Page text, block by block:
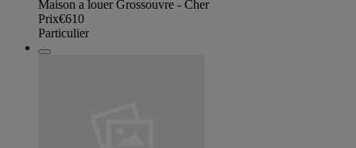
Maison a louer Grossouvre - Cher
Prix€610
Particulier